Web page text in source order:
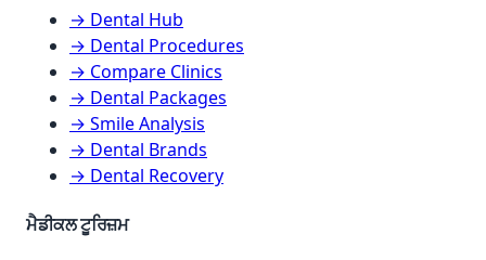
→ Dental Hub
→ Dental Procedures
→ Compare Clinics
→ Dental Packages
→ Smile Analysis
→ Dental Brands
→ Dental Recovery
ਮੈਡੀਕਲ ਟੂਰਿਜ਼ਮ